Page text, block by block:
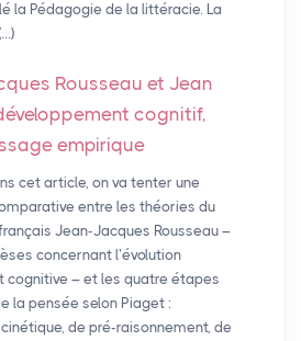
la Pédagogie de la littéracie. La
Rousseau et Jean
cognitif,
empirique
cet article, on va tenter une
entre les théories du
Jean-Jacques Rousseau –
concernant l’évolution
cognitive – et les quatre étapes
la pensée selon Piaget :
de pré-raisonnement, de